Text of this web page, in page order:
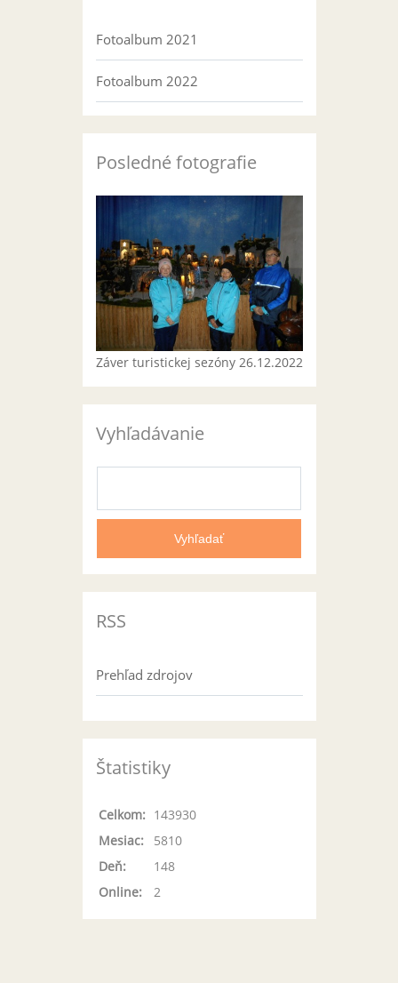
Fotoalbum 2021
Fotoalbum 2022
Posledné fotografie
Záver turistickej sezóny 26.12.2022
Vyhľadávanie
RSS
Prehľad zdrojov
Štatistiky
Online: 2
Celkom: 143930
Mesiac:
5810
Deň:
148